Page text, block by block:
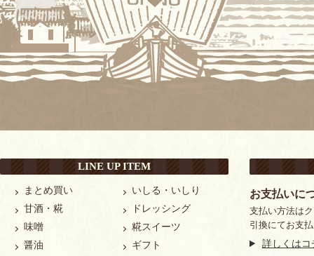
LINE UP ITEM
まとめ買い
いしる・いしり
甘酒・糀
ドレッシング
味噌
糀スイーツ
醤油
ギフト
お支払いに
支払い方法は
引換にてお支
詳しくはコ